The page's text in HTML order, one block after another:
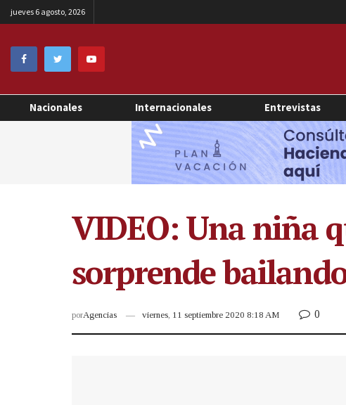
jueves 6 agosto, 2026
Nacionales Internacionales Entrevistas
VIDEO: Una niña
sorprende
porAgencias viernes, 11 septiembre 2020 8:18 AM 0